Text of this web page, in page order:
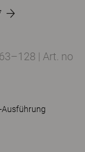
| Art. no
Ausführung